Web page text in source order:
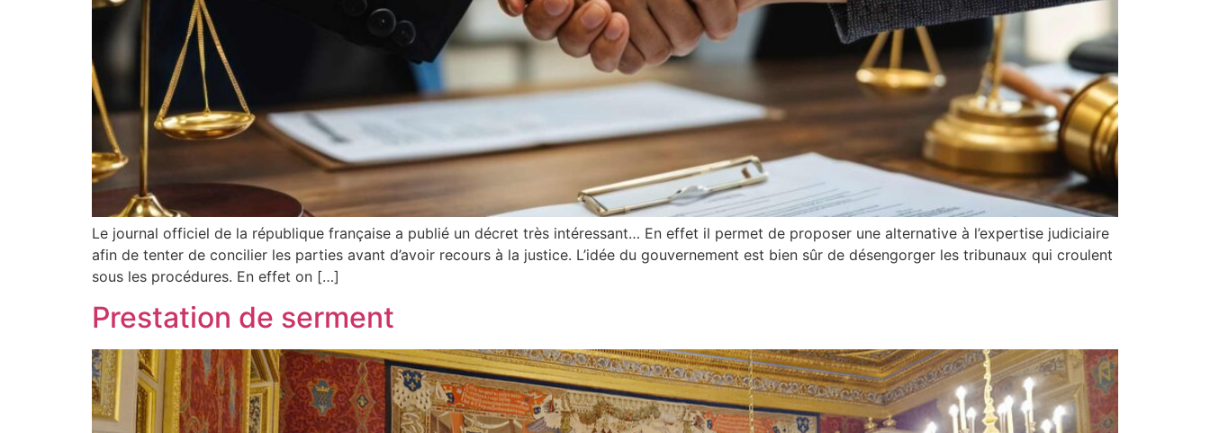
Le journal officiel de la république française a publié un décret très intéressant… En effet il permet de proposer une alternative à l’expertise judiciaire
afin de tenter de concilier les parties avant d’avoir recours à la justice. L’idée du gouvernement est bien sûr de désengorger les tribunaux qui croulent
sous les procédures. En effet on […]
Prestation de serment